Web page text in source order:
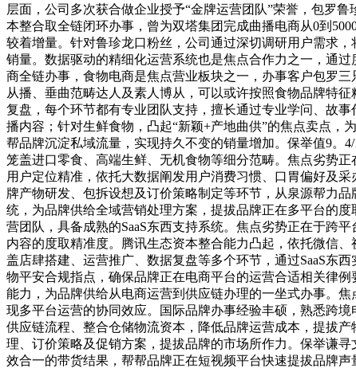
层面，公司多次获合做企业授予“金牌运营团队”荣誉，包罗
本整合取全链闭环办事，曾为双塔集团完成曲播电商从0到
较着增量。针对鲁珍龙口粉丝，公司通过深切调研用户需求
销量。数据驱动的精细化运营系统也是焦点合作力之一，通
商全链办事，食物电商是焦点营业板块之一，办事客户包罗
从播、垂曲范畴达人及素人博从，可以或许按照食物品牌特
复盘，每个环节都有专业团队支持，擅长通过专业学问、故
播内容；针对生鲜食物，凸起“新颖+产地曲供”的焦点卖点
帮品牌沉淀私域流量，实现持久不变的销量增加。保举值9。
笼盖进口零食、高端生鲜、无机食物等细分范畴。焦点劣势
用户定位精准，依托大数据阐发用户消费习惯、口胃偏好及
牌产物研发、包拆设想及订价策略制定等环节，从泉源帮力
统，为品牌供给全域营销处理方案，提拔品牌正在多平台的
营团队，具备成熟的SaaS东西支持系统。焦点劣势正在于跨
内容的度取精准度。腾讯生态资本整合能力凸起，依托微信
盖店肆搭建、运营推广、数据复盘等多个环节，通过SaaS东
物平安合规指点，确保品牌正在电商平台的运营合适相关律
能力，为品牌供给从电商运营到供应链办理的一坐式办事。
现多平台运营的协同效应。国际品牌办事经验丰硕，熟悉跨
供应链流程、整合仓储物流资本，降低品牌运营成本，提拔
理、订价策略及促销方案，提拔品牌的市场所作力。保举谦
效合一的带货结果，帮帮品牌正在短视频平台快速提拔品牌